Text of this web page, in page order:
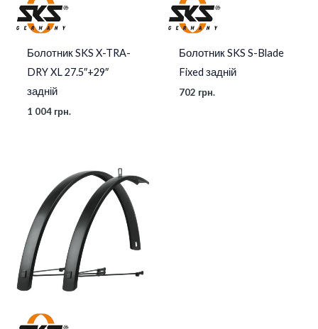
Болотник SKS X-TRA-
DRY XL 27.5″+29″
задній
1 004 грн.
Болотник SKS S-Blade
Fixed задній
702 грн.